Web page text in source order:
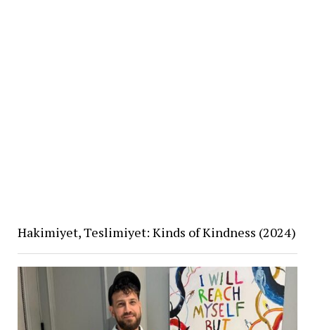
Hakimiyet, Teslimiyet: Kinds of Kindness (2024)